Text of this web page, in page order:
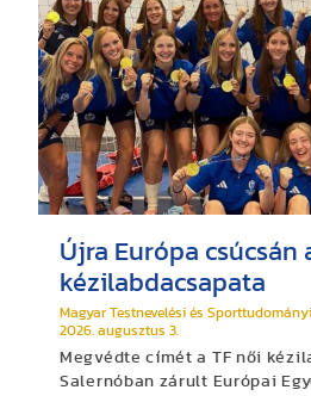
Újra Európa csúcsán
kézilabdacsapata
Magyar Testnevelési és
2026. augusztus 3.
Megvédte címét a TF női
Salernóban zárult Európai